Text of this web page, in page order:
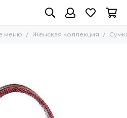
меню Женская коллекция